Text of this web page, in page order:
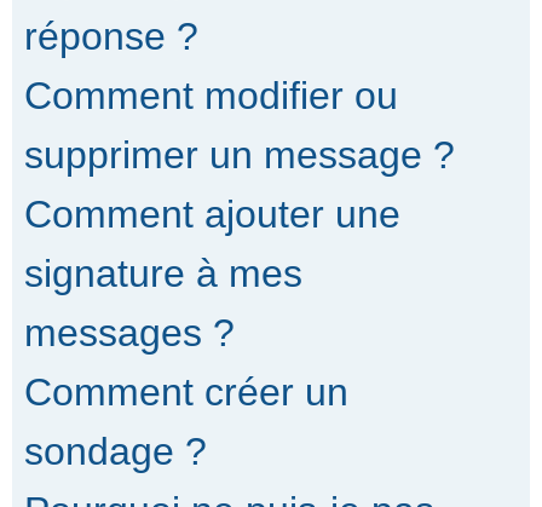
réponse ?
Comment modifier ou
supprimer un message ?
Comment ajouter une
signature à mes
messages ?
Comment créer un
sondage ?